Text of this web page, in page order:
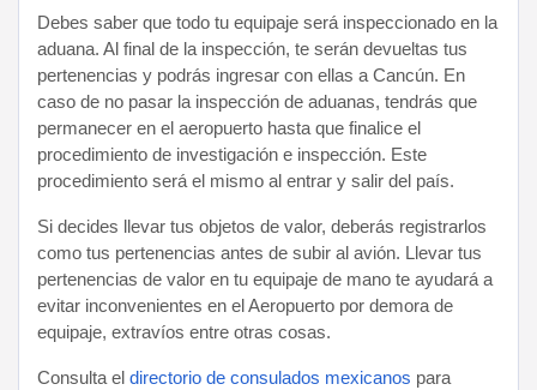
Debes saber que todo tu equipaje será inspeccionado en la
aduana. Al final de la inspección, te serán devueltas tus
pertenencias y podrás ingresar con ellas a Cancún. En
caso de no pasar la inspección de aduanas, tendrás que
permanecer en el aeropuerto hasta que finalice el
procedimiento de investigación e inspección. Este
procedimiento será el mismo al entrar y salir del país.
Si decides llevar tus objetos de valor, deberás registrarlos
como tus pertenencias antes de subir al avión. Llevar tus
pertenencias de valor en tu equipaje de mano te ayudará a
evitar inconvenientes en el Aeropuerto por demora de
equipaje, extravíos entre otras cosas.
Consulta el directorio de consulados mexicanos para